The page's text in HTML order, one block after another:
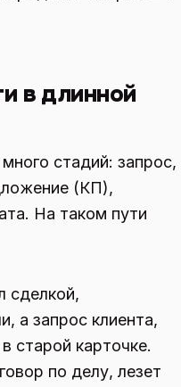
в длинной
стадий: запрос,
(КП),
На таком пути
сделкой,
а запрос клиента,
старой карточке.
по делу, лезет